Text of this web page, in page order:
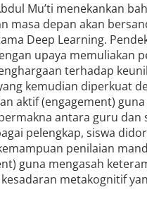
Mu’ti menekankan
masa depan akan
Deep Learning.
upaya memuliakan
terhadap
kemudian diperkuat
aktif (engagement)
antara guru dan
pelengkap, siswa
penilaian
guna mengasah
metakognitif